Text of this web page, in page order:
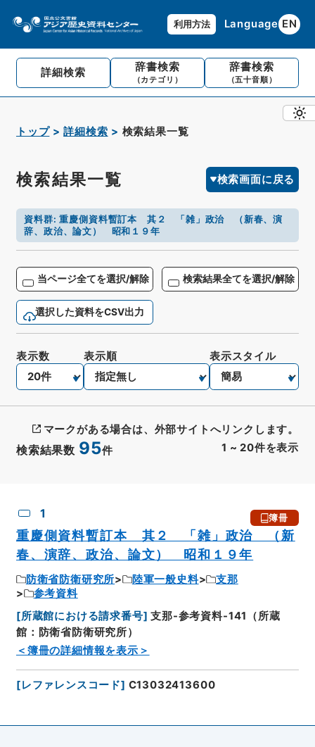
利用方法 Language EN
詳細検索 辞書検索
（カテゴリ）
辞書検索
（五十音順）
トップ 詳細検索 検索結果一覧
検索結果一覧 検索画面に戻る
資料群:重慶側資料暫訂本 其２ 「雑」政治 （新春、演
辞、政治、論文） 昭和１９年
当ページ全てを選択/解除 検索結果全てを選択/解除
選択した資料をCSV出力
検索結果数 95件 1 ~ 20件を表示
表示数 表示順 表示スタイル
マークがある場合は、外部サイトへリンクします。
1 簿冊
重慶側資料暫訂本 其２ 「雑」政治 （新
春、演辞、政治、論文） 昭和１９年
防衛省防衛研究所 陸軍一般史料
支那
参考資料
[所蔵館における請求番号] 支那-参考資料-141（所蔵
館：防衛省防衛研究所）
＜簿冊の詳細情報を表示＞
[レファレンスコード] C13032413600